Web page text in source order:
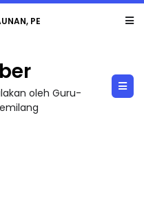
DUNIA
oleh Guru-